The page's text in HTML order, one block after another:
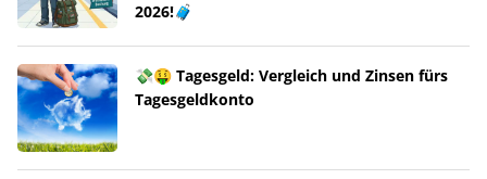
2026!🧳
💸🤑 Tagesgeld: Vergleich und Zinsen fürs
Tagesgeldkonto